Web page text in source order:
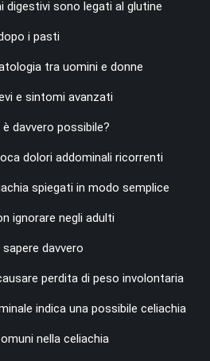
digestivi sono legati al glutine
i pasti
tra uomini e donne
e sintomi avanzati
davvero possibile?
dolori addominali ricorrenti
spiegati in modo semplice
ignorare negli adulti
davvero
perdita di peso involontaria
indica una possibile celiachia
nella celiachia